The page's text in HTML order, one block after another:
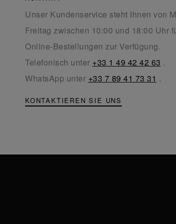
Unser Kundenservice steht Ihnen von
Freitag zwischen 10:00 und 18:00 Uhr
Online-Bestellungen zur Verfügung.
Telefonisch unter +33 1 49 42 42 63 .
WhatsApp unter +33 7 89 41 73 31 .
KONTAKTIEREN SIE UNS